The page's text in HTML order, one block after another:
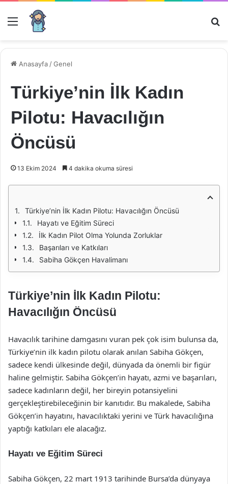
Menü
Anasayfa /Genel
Türkiye’nin İlk Kadın
Pilotu: Havacılığın
Öncüsü
13 Ekim 2024 4 dakika okuma süresi
Türkiye’nin İlk Kadın Pilotu: Havacılığın Öncüsü
Hayatı ve Eğitim Süreci
İlk Kadın Pilot Olma Yolunda Zorluklar
Başarıları ve Katkıları
Sabiha Gökçen Havalimanı
Türkiye’nin İlk Kadın Pilotu:
Havacılığın Öncüsü
Havacılık tarihine damgasını vuran pek çok isim bulunsa da,
Türkiye’nin ilk kadın pilotu olarak anılan Sabiha Gökçen,
sadece kendi ülkesinde değil, dünyada da önemli bir figür
haline gelmiştir. Sabiha Gökçen’in hayatı, azmi ve başarıları,
sadece kadınların değil, her bireyin potansiyelini
gerçekleştirebileceğinin bir kanıtıdır. Bu makalede, Sabiha
Gökçen’in hayatını, havacılıktaki yerini ve Türk havacılığına
yaptığı katkıları ele alacağız.
Hayatı ve Eğitim Süreci
Sabiha Gökçen, 22 mart 1913 tarihinde Bursa’da dünyaya